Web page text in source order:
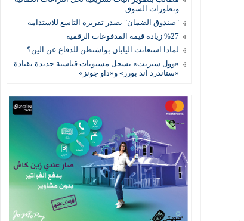
وتطورات السوق
"صندوق الضمان" يصدر تقريره التاسع للاستدامة
%27 زيادة قيمة المدفوعات الرقمية
لماذا استعانت اليابان بواشنطن للدفاع عن الين؟
«وول ستريت» تسجل مستويات قياسية جديدة بقيادة
«ستاندرد آند بورز» و«داو جونز»